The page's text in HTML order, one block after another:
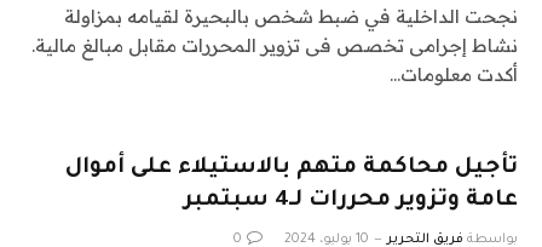
نجحت الداخلية في ضبط شخص بالبحيرة لقيامه بمزاولة
نشاط إجرامى تخصص فى تزوير المحررات مقابل مبالغ مالية.
أكدت معلومات…
تأجيل محاكمة متهم بالاستيلاء على أموال
عامة وتزوير محررات لـ4 سبتمبر
بواسطة فريق التحرير 10 يوليو، 2024 0